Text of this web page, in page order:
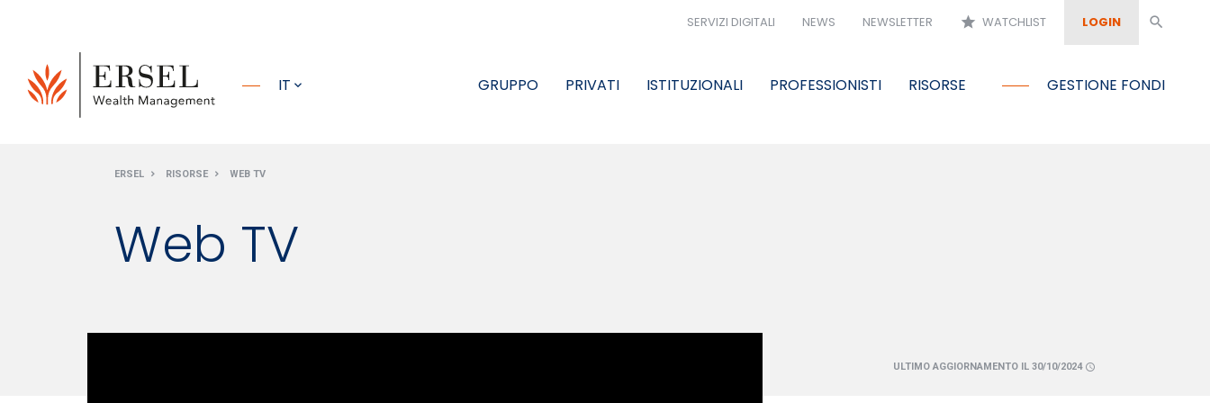
SERVIZI DIGITALI NEWS NEWSLETTER star WATCHLIST LOGIN search
IT GRUPPO PRIVATI ISTITUZIONALI PROFESSIONISTI RISORSE GESTIONE FONDI
ERSEL RISORSE WEB TV
Web TV
ULTIMO AGGIORNAMENTO IL 30/10/2024 schedule